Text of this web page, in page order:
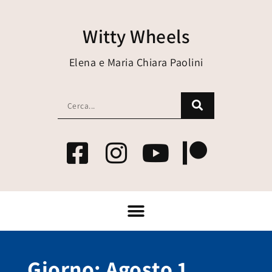
Witty Wheels
Elena e Maria Chiara Paolini